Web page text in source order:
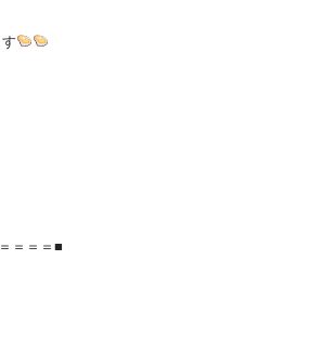
＝＝＝■